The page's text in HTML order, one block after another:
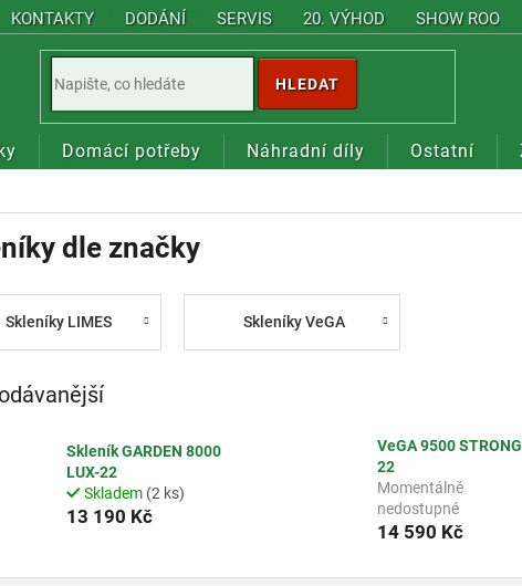
KONTAKTY DODÁNÍ SERVIS 20. VÝHOD SHOW ROOM
HLEDAT
Domácí potřeby Náhradní díly Ostatní
dle značky
Skleníky LIMES Skleníky VeGA
Skleník GARDEN 8000
LUX-22
Skladem (2 ks)
13 190 Kč
VeGA 9500
22
Momentálně
nedostupné
14 590 Kč